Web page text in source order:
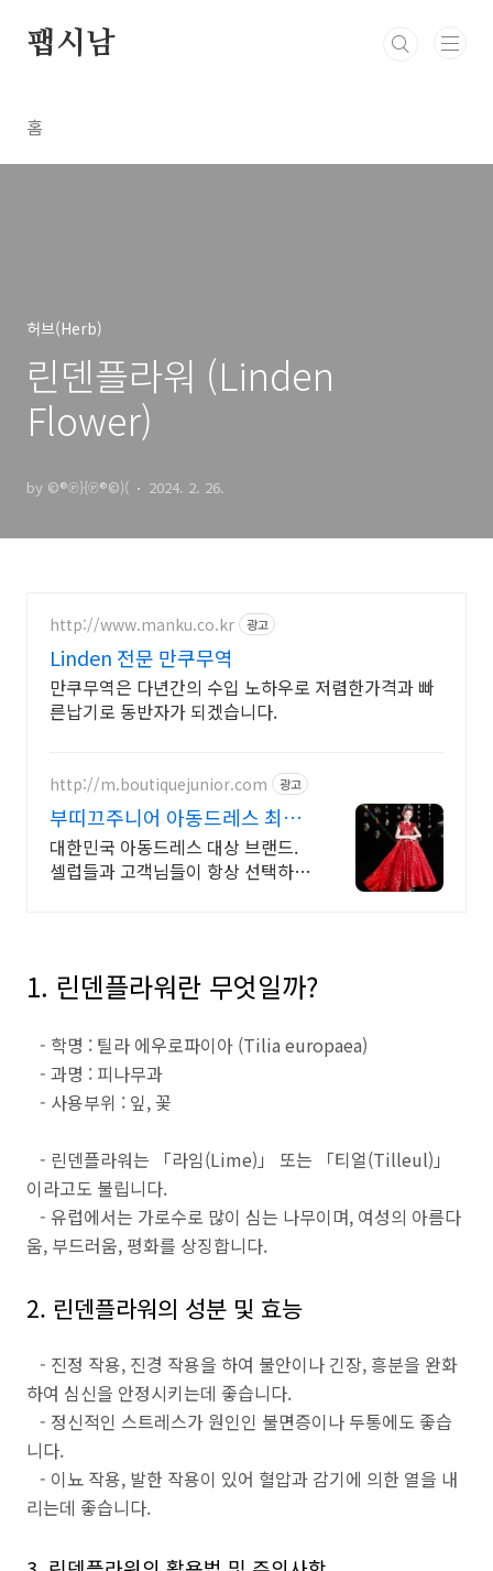
팹시남
홈
허브(Herb)
린덴플라워 (Linden
Flower)
by ©®℗}{℗®©)( 2024. 2. 26.
http://www.manku.co.kr 광고
Linden 전문 만쿠무역
만쿠무역은 다년간의 수입 노하우로 저렴한가격과 빠
른납기로 동반자가 되겠습니다.
http://m.boutiquejunior.com 광고
부띠끄주니어 아동드레스 최고
의 만족, 최고의 퀄리티
대한민국 아동드레스 대상 브랜드.
셀럽들과 고객님들이 항상 선택하는
1. 린덴플라워란 무엇일까?
- 학명 : 틸라 에우로파이아 (Tilia europaea)
- 과명 : 피나무과
- 사용부위 : 잎, 꽃
- 린덴플라워는 「라임(Lime)」 또는 「티얼(Tilleul)」
이라고도 불립니다.
- 유럽에서는 가로수로 많이 심는 나무이며, 여성의 아름다
움, 부드러움, 평화를 상징합니다.
2. 린덴플라워의 성분 및 효능
- 진정 작용, 진경 작용을 하여 불안이나 긴장, 흥분을 완화
하여 심신을 안정시키는데 좋습니다.
- 정신적인 스트레스가 원인인 불면증이나 두통에도 좋습
니다.
- 이뇨 작용, 발한 작용이 있어 혈압과 감기에 의한 열을 내
리는데 좋습니다.